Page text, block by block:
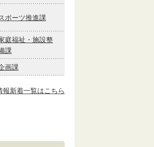
ポーツ推進課
庭福祉・施設整
課
画課
報新着一覧はこちら